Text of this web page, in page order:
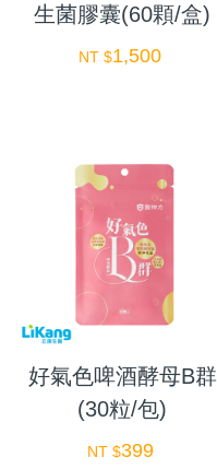
生菌膠囊(60顆/盒)
NT $1,500
好氣色啤酒酵母B群
(30粒/包)
NT $399